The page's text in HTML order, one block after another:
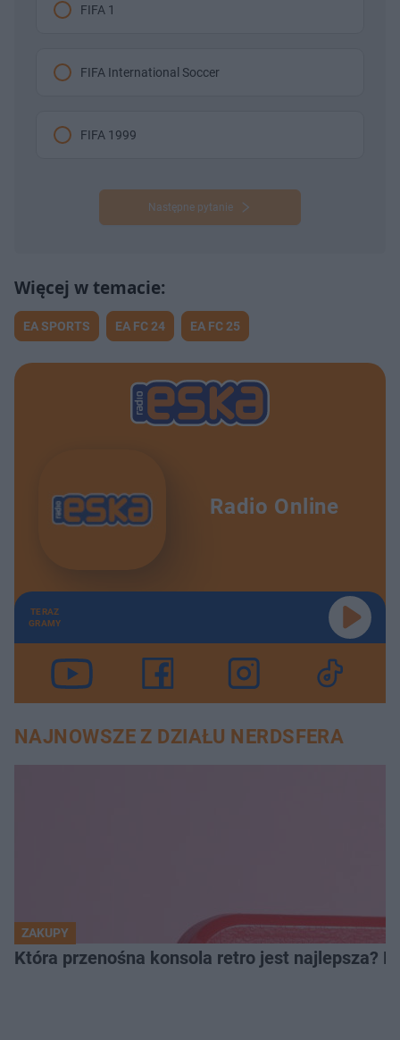
FIFA 1
FIFA International Soccer
FIFA 1999
Następne pytanie
EA SPORTS EA FC 24 EA FC 25
Radio Online
TERAZ
GRAMY
NAJNOWSZE Z DZIAŁU NERDSFERA
ZAKUPY
Która przenośna konsola retro jest najlepsza?